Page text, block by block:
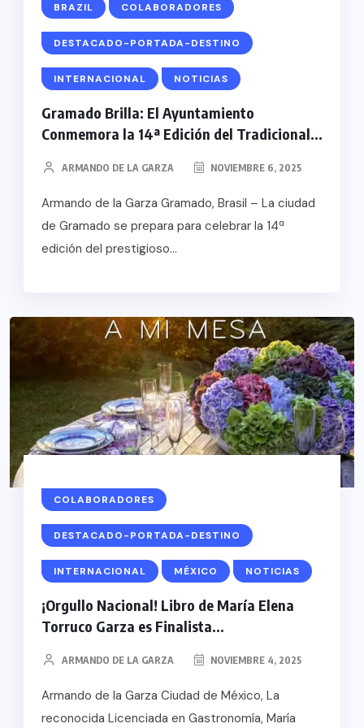
BRAZIL COLABORADORES
DESTACADO-PORTADA-DESTINO
INTERNACIONAL NOTICIAS
Gramado Brilla: El Ayuntamiento
Conmemora la 14ª Edición del Tradicional...
ARMANDO DE LA GARZA NOVIEMBRE 6, 2025
Armando de la Garza Gramado, Brasil – La ciudad
de Gramado se prepara para celebrar la 14ª
edición del prestigioso...
COLABORADORES
DESTACADO-PORTADA-DESTINO
INTERNACIONAL MÉXICO NOTICIAS
¡Orgullo Nacional! Libro de María Elena
Torruco Garza es Finalista...
ARMANDO DE LA GARZA NOVIEMBRE 4, 2025
Armando de la Garza Ciudad de México, La
reconocida Licenciada en Gastronomía, María